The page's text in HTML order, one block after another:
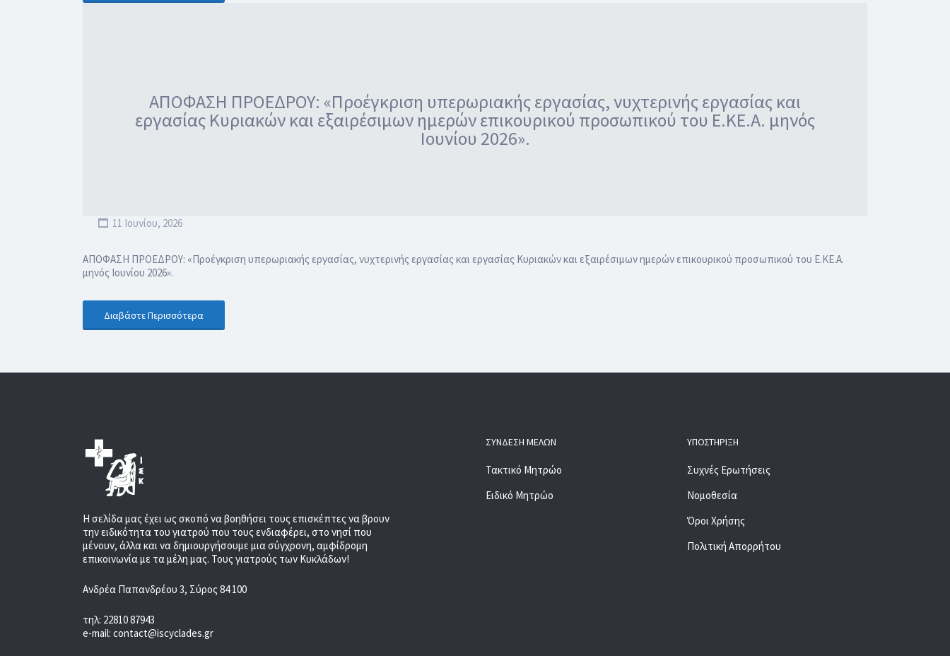
ΑΠΟΦΑΣΗ ΠΡΟΕΔΡΟΥ: «Προέγκριση υπερωριακής εργασίας, νυχτερινής εργασίας και
εργασίας Κυριακών και εξαιρέσιμων ημερών επικουρικού προσωπικού του Ε.ΚΕ.Α. μηνός
Ιουνίου 2026».
11 Ιουνίου, 2026
ΑΠΟΦΑΣΗ ΠΡΟΕΔΡΟΥ: «Προέγκριση υπερωριακής εργασίας, νυχτερινής εργασίας και εργασίας Κυριακών και εξαιρέσιμων ημερών επικουρικού προσωπικού του Ε.ΚΕ.Α.
μηνός Ιουνίου 2026».
Διαβάστε Περισσότερα
Η σελίδα μας έχει ως σκοπό να βοηθήσει τους επισκέπτες να βρουν
την ειδικότητα του γιατρού που τους ενδιαφέρει, στο νησί που
μένουν, άλλα και να δημιουργήσουμε μια σύγχρονη, αμφίδρομη
επικοινωνία με τα μέλη μας. Τους γιατρούς των Κυκλάδων!
Ανδρέα Παπανδρέου 3, Σύρος 84 100
τηλ: 22810 87943
e-mail: contact@iscyclades.gr
ΣΎΝΔΕΣΗ ΜΕΛΏΝ
Τακτικό Μητρώο
Ειδικό Μητρώο
ΥΠΟΣΤΉΡΙΞΗ
Συχνές Ερωτήσεις
Νομοθεσία
Όροι Χρήσης
Πολιτική Απορρήτου